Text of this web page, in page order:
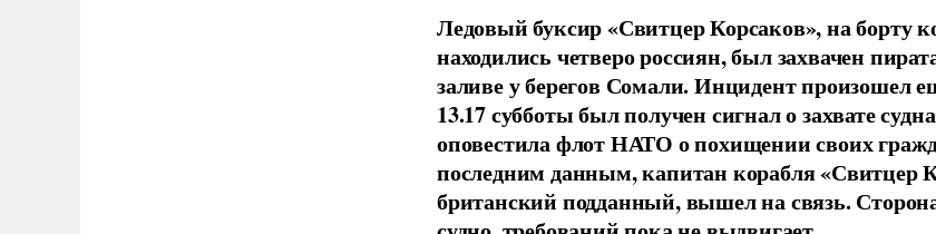
Ледовый буксир «Свитцер Корсаков», на борту
находились четверо россиян, был захвачен
заливе у берегов Сомали. Инцидент произошел
13.17 субботы был получен сигнал о захвате
оповестила флот НАТО о похищении своих
последним данным, капитан корабля «Свитцер
британский подданный, вышел на связь.